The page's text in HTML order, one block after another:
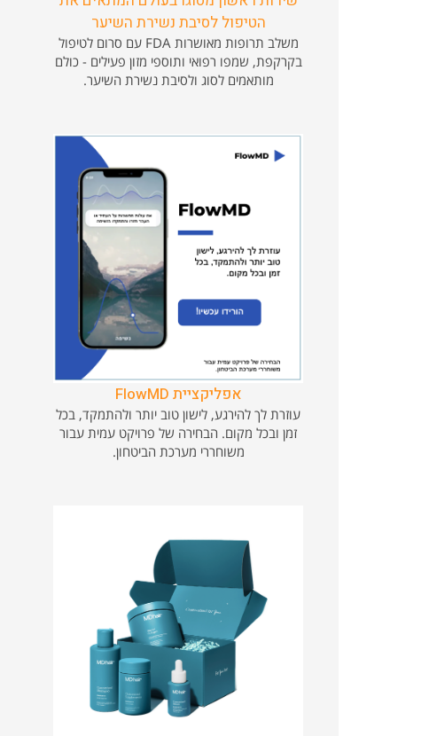
הטיפול לסיבת נשירת השיער
משלב תרופות מאושרות FDA עם סרום לטיפול
בקרקפת, שמפו רפואי ותוספי מזון פעילים - כולם
מותאמים לסוג ולסיבת נשירת השיער.
אפליקציית FlowMD
עוזרת לך להירגע, לישון טוב יותר ולהתמקד, בכל
זמן ובכל מקום. הבחירה של פרויקט עמית עבור
משוחררי מערכת הביטחון.